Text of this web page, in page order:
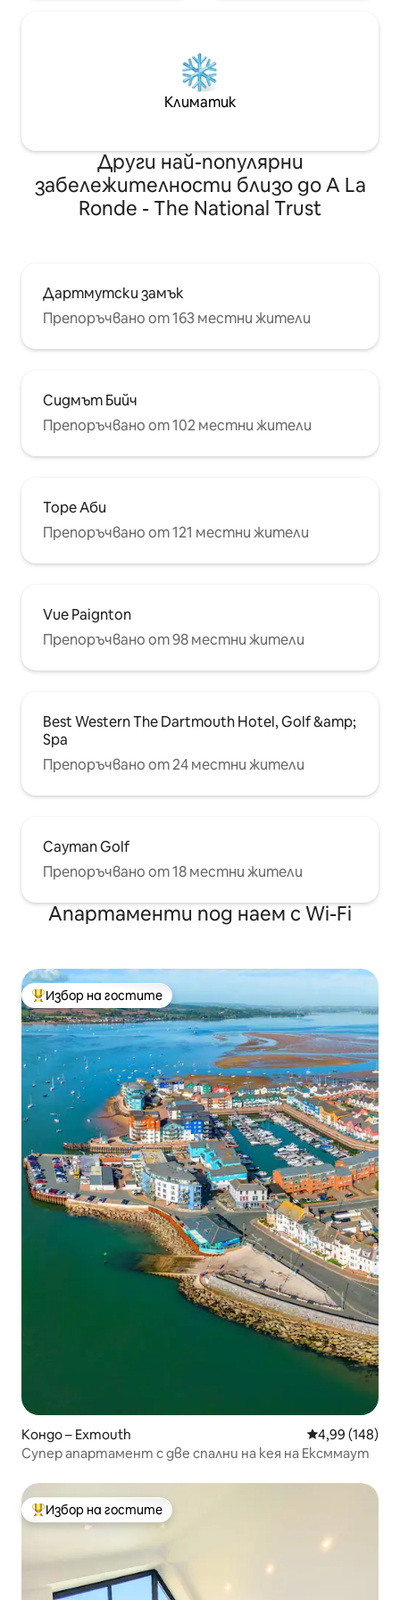
Климатик
Други най-популярни
забележителности близо до A La
Ronde - The National Trust
Дартмутски замък
Препоръчвано от 163 местни жители
Сидмът Бийч
Препоръчвано от 102 местни жители
Торе Аби
Препоръчвано от 121 местни жители
Vue Paignton
Препоръчвано от 98 местни жители
Best Western The Dartmouth Hotel, Golf &amp;
Spa
Препоръчвано от 24 местни жители
Cayman Golf
Препоръчвано от 18 местни жители
Апартаменти под наем с Wi-Fi
Най-популярен избор на гостите
Избор на гостите
Кондо – Exmouth Средна
4,99 (148)
Супер апартамент с две спални на кея на Ексммаут
Най-популярен избор на гостите
Избор на гостите